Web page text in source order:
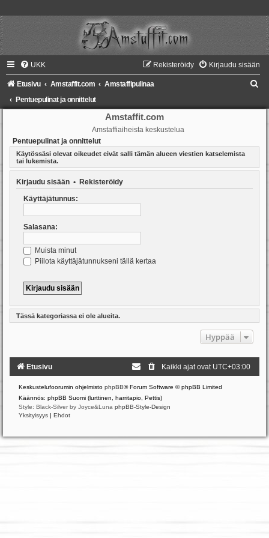
UKK Kirjaudu sisään
Rekisteröidy
Etusivu Amstaffit.com
Amstaffipulinaa
Pentuepulinat ja onnittelut
Amstaffit.com
Amstaffiaiheista keskustelua
Pentuepulinat ja onnittelut
Käytössäsi olevat oikeudet eivät salli tämän alueen viestien katselemista
tai lukemista.
Kirjaudu sisään • Rekisteröidy
Käyttäjätunnus:
Salasana:
Muista minut
Piilota käyttäjätunnukseni tällä kertaa
Tässä kategoriassa ei ole alueita.
Hyppää
Etusivu Kaikki ajat ovat UTC+03:00
Keskustelufoorumin ohjelmisto phpBB® Forum Software © phpBB Limited
Käännös: phpBB Suomi (lurttinen, harritapio, Pettis)
Style: Black-Silver by Joyce&Luna phpBB-Style-Design
Yksityisyys | Ehdot